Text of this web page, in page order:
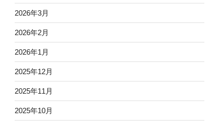
2026年3月
2026年2月
2026年1月
2025年12月
2025年11月
2025年10月